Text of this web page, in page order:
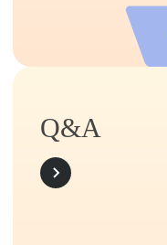
Q&A
MORE